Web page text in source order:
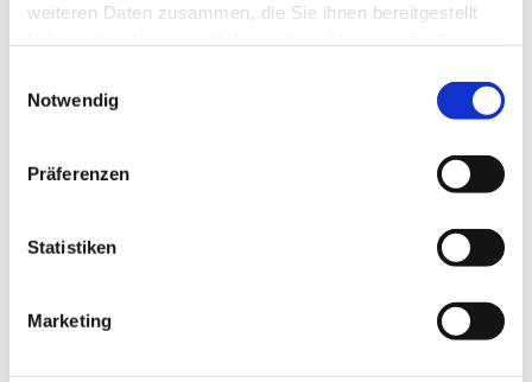
weiteren Daten zusammen, die Sie ihnen bereitgestellt
Notwendig
Präferenzen
Statistiken
Marketing
Dies könnte Sie auch interessieren